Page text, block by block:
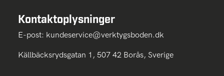
Kontaktoplysninger
E-post: kundeservice@verktygsboden.dk
Källbäcksrydsgatan 1, 507 42 Borås, Sverige